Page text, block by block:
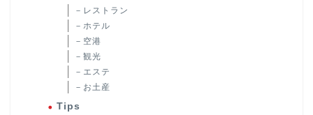
－レストラン
－ホテル
－空港
－観光
－エステ
－お土産
Tips